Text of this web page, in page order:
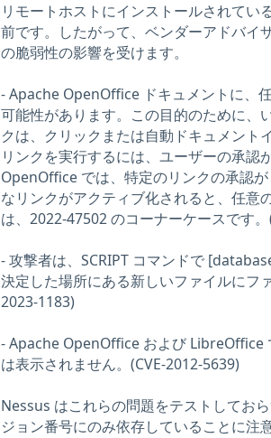
リモートホストにインストールされて
前です。したがって、ベンダーアドバイ
の脆弱性の影響を受けます。
- Apache OpenOffice ドキュメントに、
可能性があります。この目的のために、
クは、クリックまたは自動ドキュメント
リンクを実行するには、ユーザーの承
OpenOffice では、特定のリンクの承認
なリンクがアクティブ化されると、任意
は、2022-47502 のコーナーケースです
- 攻撃者は、SCRIPT コマンドで
決定した場所にある新しいファイルにフ
2023-1183)
- Apache OpenOffice および LibreOffice
は表示されません。(CVE-2012-5639)
Nessus はこれらの問題をテストしてお
ジョン番号にのみ依存していることに注